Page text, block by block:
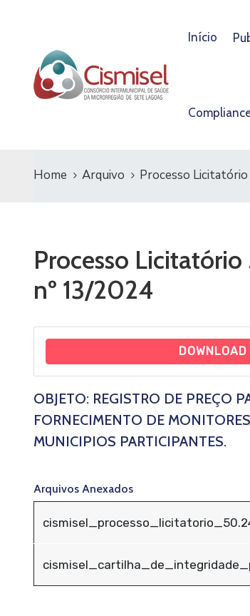
Início
Home Arquivo Processo
Processo
nº 13/2024
DOWNLOAD
OBJETO: REGISTRO DE PREÇO
FORNECIMENTO DE
MUNICIPIOS PARTICIPANTES.
Arquivos Anexados